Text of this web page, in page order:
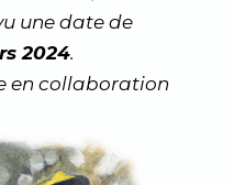
une date de
2024.
en collaboration